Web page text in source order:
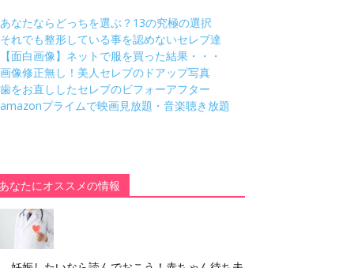
あなたならどっちを選ぶ？13の究極の選択
それでも整形している事を認めないセレブ達
【面白画像】ネットで服を買った結果・・・
画像修正無し！美人セレブのドアップ写真
歯をお直ししたセレブのビフォーアフター
amazonプライムで映画見放題・音楽聴き放題
あなたにオススメの情報